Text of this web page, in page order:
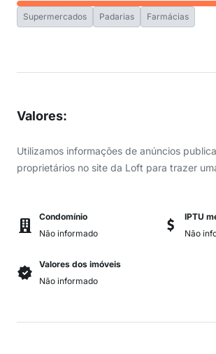
Supermercados Padarias Farmácias
Valores:
Utilizamos informações de anúncios
proprietários no site da Loft para trazer
Condomínio
Não informado
IPTU
Não
Valores dos imóveis
Não informado